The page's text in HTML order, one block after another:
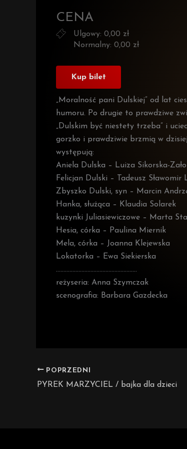
CENA
Ulgowy: 0,00 zł
Normalny: 0,00 zł
Kup bilet
„Moralność pani Dulskiej” od lat
humoru. Po drugie to prawdziwe
„Dulskim być niestety trzeba” i
gorzko i prawdziwie brzmią w
występują:
Aniela Dulska – Luiza Sikorska-
Felicjan Dulski – Tadeusz Sławomir
Zbyszko Dulski, syn – Marcin
Hanka, służąca – Klaudia Solarek
kuzynki Juliasiewiczowe – Marta
Hesia, córka – Paulina Miernik
Mela, córka – Joanna Klejewska
Lokatorka – Ewa Siekierska
………………………………………………
reżyseria: Anna Szymczak
scenografia: Barbara Gazdecka
POPRZEDNI
PYREK MARZYCIEL / bajka dla dzieci